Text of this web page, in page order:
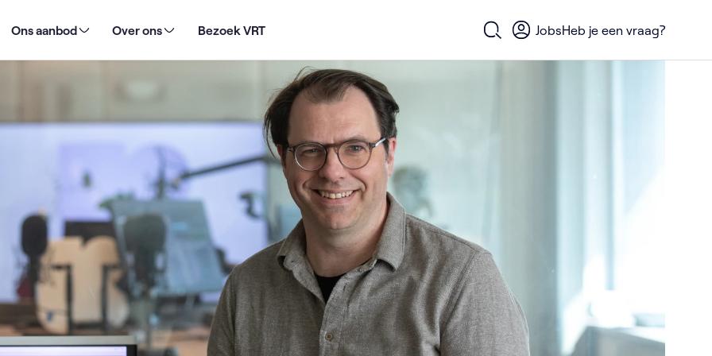
Ons aanbod Over ons Bezoek VRT
Open zoekformulier
JobsHeb je een vraag?
een stevig duwtje in de rug voor jong muzikaal talent